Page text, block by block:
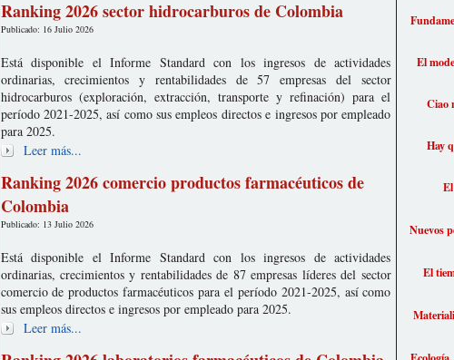
Ranking 2026 sector hidrocarburos de Colombia
Publicado: 16 Julio 2026
Está disponible el Informe Standard con los ingresos de actividades
ordinarias, crecimientos y rentabilidades de 57 empresas del sector
hidrocarburos (exploración, extracción, transporte y refinación) para el
período 2021-2025, así como sus empleos directos e ingresos por empleado
para 2025.
Leer más...
Ranking 2026 comercio productos farmacéuticos de
Colombia
Publicado: 13 Julio 2026
Está disponible el Informe Standard con los ingresos de actividades
ordinarias, crecimientos y rentabilidades de 87 empresas líderes del sector
comercio de productos farmacéuticos para el período 2021-2025, así como
sus empleos directos e ingresos por empleado para 2025.
Leer más...
El
Ciao
Hay
Nuevos
El